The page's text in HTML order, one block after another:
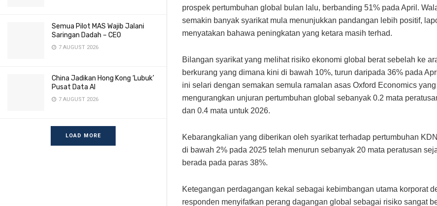
Semua Pilot MAS Wajib Jalani
Saringan Dadah – CEO
7 AUGUST 2026
China Jadikan Hong Kong ‘Lubuk’
Pusat Data AI
7 AUGUST 2026
LOAD MORE
prospek pertumbuhan global bulan lalu, berbanding 51% pada April.
semakin banyak syarikat mula menunjukkan pandangan lebih positif,
menyatakan bahawa peningkatan yang ketara masih terhad.
Bilangan syarikat yang melihat risiko ekonomi global berat sebelah ke
berkurang yang dimana kini di bawah 10%, turun daripada 36% pada
ini selari dengan semakan semula ramalan asas Oxford Economics yang
mengurangkan unjuran pertumbuhan global sebanyak 0.2 mata
dan 0.4 mata untuk 2026.
Kebarangkalian yang diberikan oleh syarikat terhadap pertumbuhan
di bawah 2% pada 2025 telah menurun sebanyak 20 mata peratusan
berada pada paras 38%.
Ketegangan perdagangan kekal sebagai kebimbangan utama korporat
responden menyifatkan perang dagangan global sebagai risiko sangat